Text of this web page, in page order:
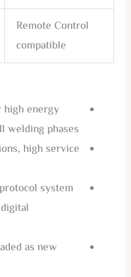
Remote Control
compatible
energy
welding phases
high service
system
as new